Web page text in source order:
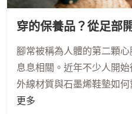
穿的保養品？從足部
腳常被稱為人體的第二顆
息息相關。近年不少人開
外線材質與石墨烯鞋墊如何
更多